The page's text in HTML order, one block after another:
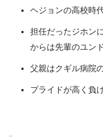
ヘジョンの高校時
担任だったジホン
からは先輩のユン
父親はクギル病院
プライドが高く負